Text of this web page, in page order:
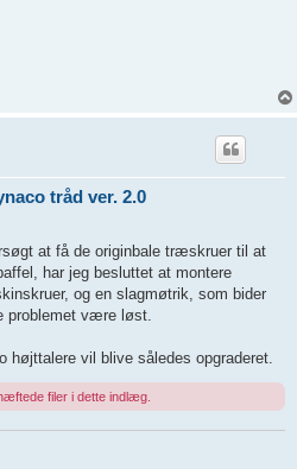
tråd ver. 2.0
at få de originbale træskruer til at
har jeg besluttet at montere
og en slagmøtrik, som bider
problemet være løst.
vil blive således opgraderet.
filer i dette indlæg.